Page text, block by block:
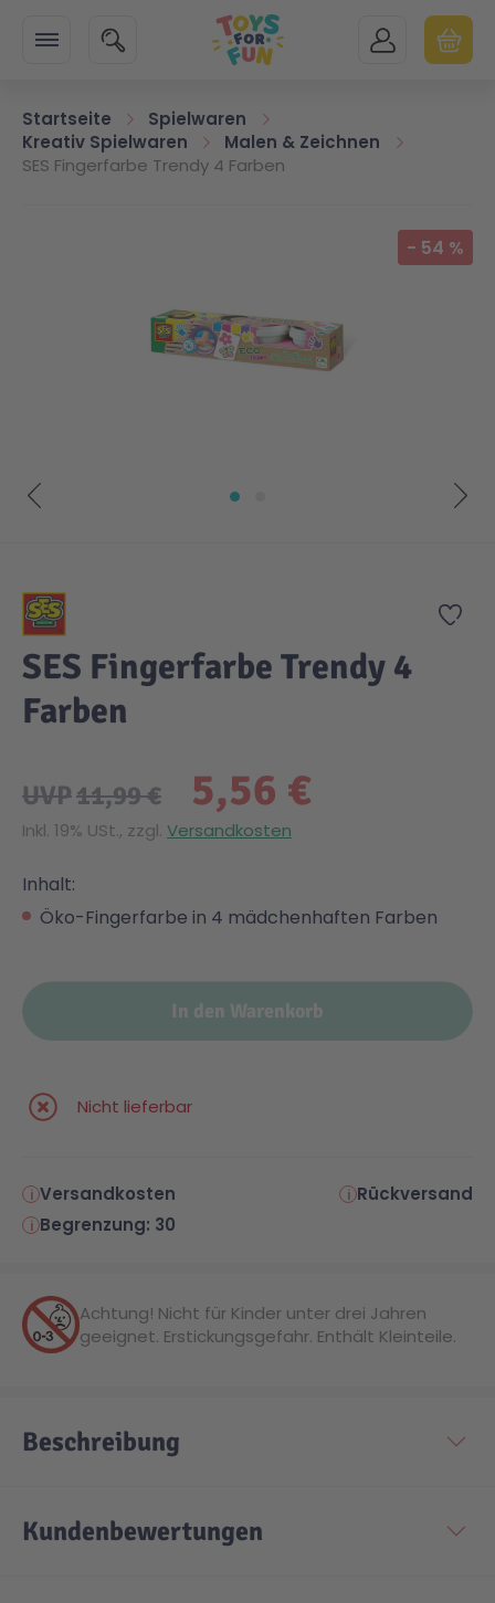
SUCHE MEIN KONTO
Startseite
Spielwaren
Kreativ Spielwaren
Malen & Zeichnen
SES Fingerfarbe Trendy 4 Farben
- 54 %
Zur
SES Fingerfarbe Trendy 4
Farben
5,56 €
UVP11,99 €
Inkl. 19% USt., zzgl. Versandkosten
Inhalt:
Öko-Fingerfarbe in 4 mädchenhaften Farben
In den Warenkorb
Nicht lieferbar
Versandkosten
Rückversand
Begrenzung: 30
Achtung! Nicht für Kinder unter drei Jahren
geeignet. Erstickungsgefahr. Enthält Kleinteile.
Beschreibung
Kundenbewertungen